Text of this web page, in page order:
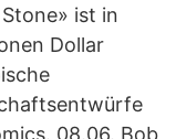
ist in
Dollar
08.06. Bob